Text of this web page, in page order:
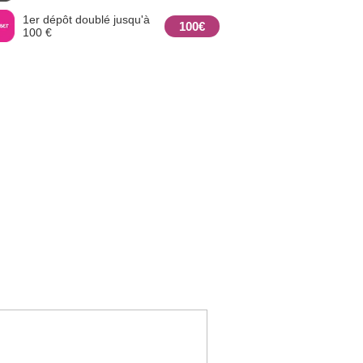
1er dépôt doublé jusqu'à
100 €
100€